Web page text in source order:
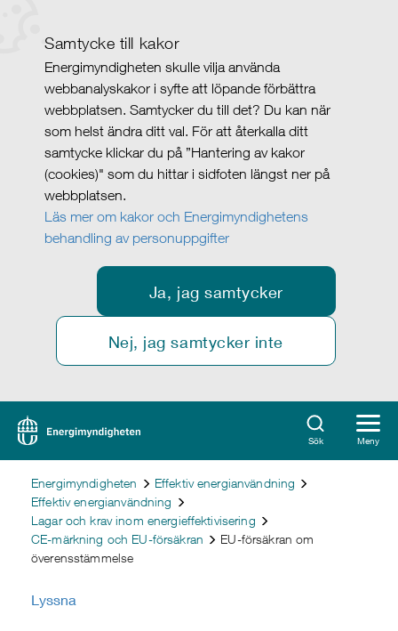
Samtycke till kakor
Energimyndigheten skulle vilja använda
webbanalyskakor i syfte att löpande förbättra
webbplatsen. Samtycker du till det? Du kan när
som helst ändra ditt val. För att återkalla ditt
samtycke klickar du på ”Hantering av kakor
(cookies)" som du hittar i sidfoten längst ner på
webbplatsen.
Läs mer om kakor och Energimyndighetens
behandling av personuppgifter
Ja, jag samtycker
Nej, jag samtycker inte
Sök Meny
Energimyndigheten
Effektiv energianvändning
Effektiv energianvändning
Lagar och krav inom energieffektivisering
CE-märkning och EU-försäkran
EU-försäkran om
överensstämmelse
Lyssna